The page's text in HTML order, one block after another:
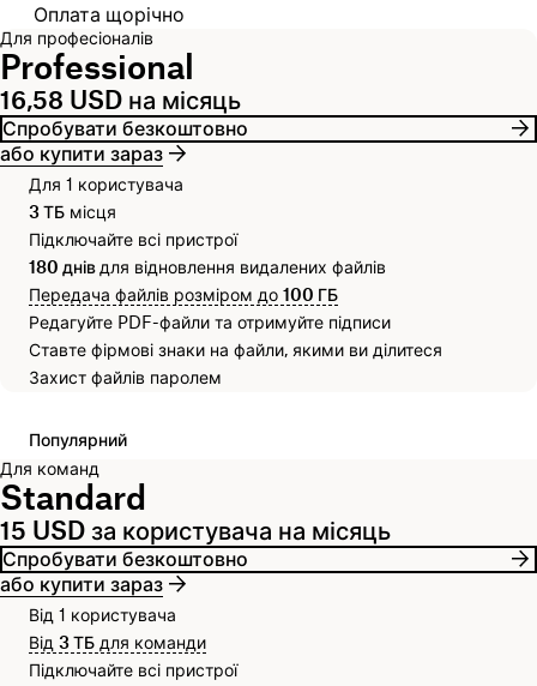
Оплата щорічно
Для професіоналів
Professional
16,58 USD на місяць
Спробувати безкоштовно
або купити зараз
Для 1 користувача
3 ТБ місця
Підключайте всі пристрої
180 днів для відновлення видалених файлів
Передача файлів розміром до 100 ГБ
Редагуйте PDF-файли та отримуйте підписи
Ставте фірмові знаки на файли, якими ви ділитеся
Захист файлів паролем
Популярний
Для команд
Standard
15 USD за користувача на місяць
Спробувати безкоштовно
або купити зараз
Від 1 користувача
Від 3 ТБ для команди
Підключайте всі пристрої